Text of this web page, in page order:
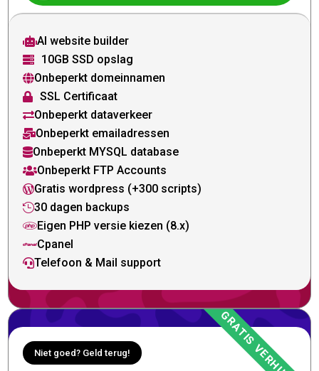
AI website builder
 10GB SSD opslag
Onbeperkt domeinnamen
 SSL Certificaat
Onbeperkt dataverkeer
Onbeperkt emailadressen
Onbeperkt MYSQL database
Onbeperkt FTP Accounts
Gratis wordpress (+300 scripts)
30 dagen backups
Eigen PHP versie kiezen (8.x)
Cpanel
Telefoon & Mail support
Niet goed? Geld terug!